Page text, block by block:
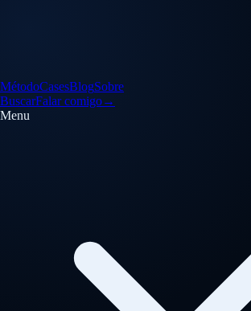
MétodoCasesBlogSobre
BuscarFalar comigo→
Menu